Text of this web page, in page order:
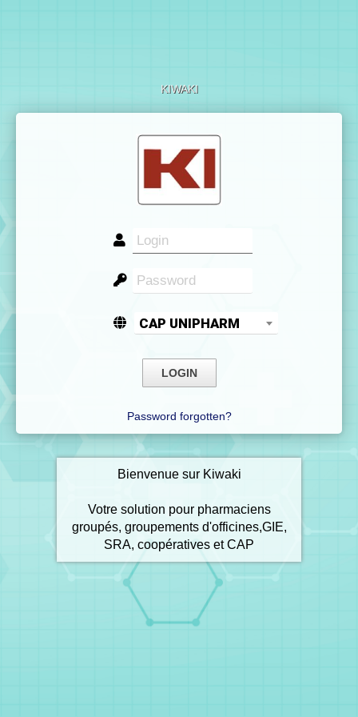
KIWAKI
CAP UNIPHARM
Password forgotten?
Bienvenue sur Kiwaki
Votre solution pour pharmaciens
groupés, groupements d'officines,GIE,
SRA, coopératives et CAP